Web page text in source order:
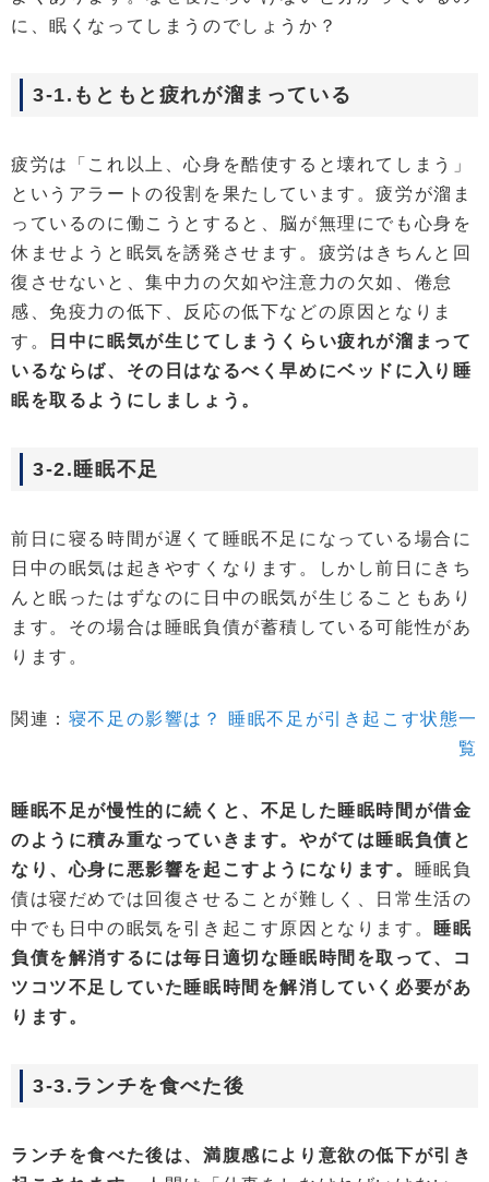
に、眠くなってしまうのでしょうか？
3-1.もともと疲れが溜まっている
疲労は「これ以上、心身を酷使すると壊れてしまう」
というアラートの役割を果たしています。疲労が溜ま
っているのに働こうとすると、脳が無理にでも心身を
休ませようと眠気を誘発させます。疲労はきちんと回
復させないと、集中力の欠如や注意力の欠如、倦怠
感、免疫力の低下、反応の低下などの原因となりま
す。
日中に眠気が生じてしまうくらい疲れが溜まって
いるならば、その日はなるべく早めにベッドに入り睡
眠を取るようにしましょう。
3-2.睡眠不足
前日に寝る時間が遅くて睡眠不足になっている場合に
日中の眠気は起きやすくなります。しかし前日にきち
んと眠ったはずなのに日中の眠気が生じることもあり
ます。その場合は睡眠負債が蓄積している可能性があ
ります。
関連： 寝不足の影響は？ 睡眠不足が引き起こす状態一
覧
睡眠不足が慢性的に続くと、不足した睡眠時間が借金
のように積み重なっていきます。やがては睡眠負債と
なり、心身に悪影響を起こすようになります。
睡眠負
債は寝だめでは回復させることが難しく、日常生活の
中でも日中の眠気を引き起こす原因となります。
睡眠
負債を解消するには毎日適切な睡眠時間を取って、コ
ツコツ不足していた睡眠時間を解消していく必要があ
ります。
3-3.ランチを食べた後
ランチを食べた後は、満腹感により意欲の低下が引き